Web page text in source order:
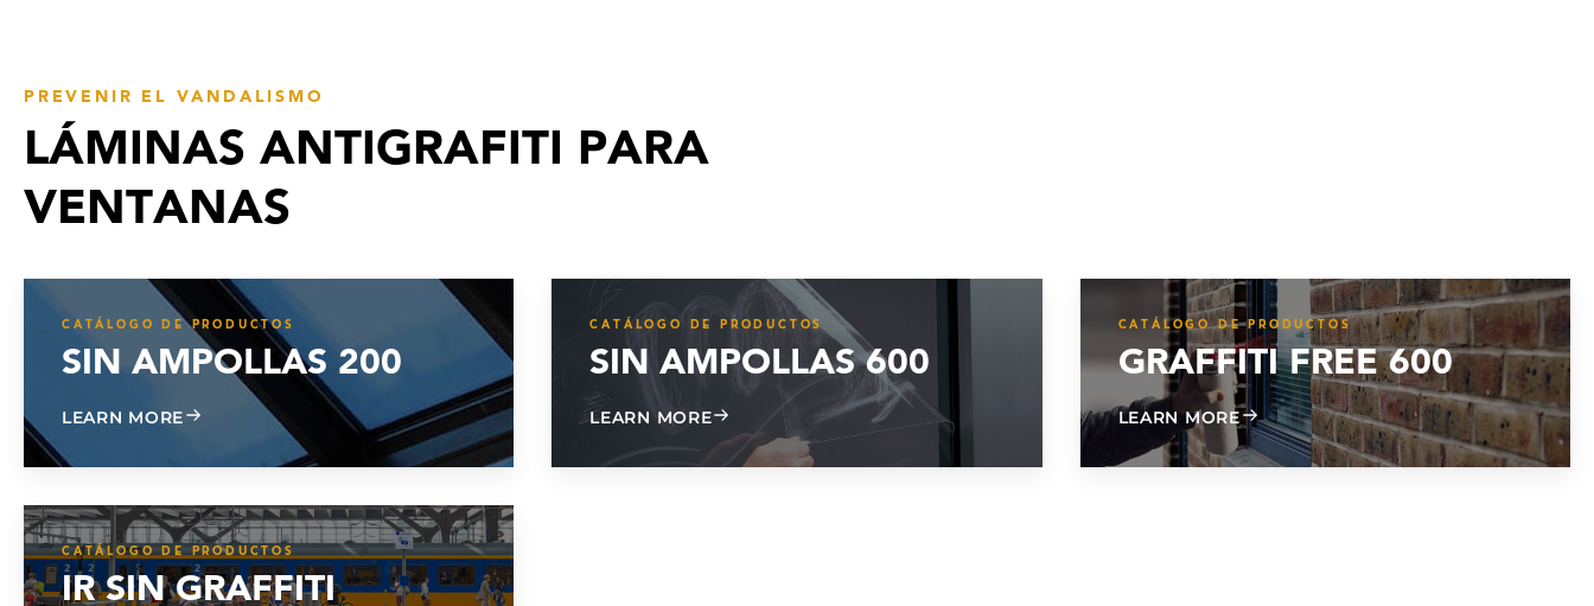
PREVENIR EL VANDALISMO
LÁMINAS ANTIGRAFITI PARA
VENTANAS
CATÁLOGO DE PRODUCTOS
SIN AMPOLLAS 200
LEARN MOREABOUT BLISTER FREE 200
CATÁLOGO DE PRODUCTOS
SIN AMPOLLAS 600
LEARN MOREABOUT BLISTER FREE 600
CATÁLOGO DE PRODUCTOS
GRAFFITI FREE 600
LEARN MOREABOUT GRAFFITI FREE 600
CATÁLOGO DE PRODUCTOS
IR SIN GRAFFITI